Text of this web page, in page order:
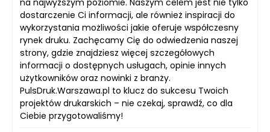
na najwyższym poziomie. Naszym celem jest nie tylko
dostarczenie Ci informacji, ale również inspiracji do
wykorzystania możliwości jakie oferuje współczesny
rynek druku. Zachęcamy Cię do odwiedzenia naszej
strony, gdzie znajdziesz więcej szczegółowych
informacji o dostępnych usługach, opinie innych
użytkowników oraz nowinki z branży.
PulsDruk.Warszawa.pl to klucz do sukcesu Twoich
projektów drukarskich – nie czekaj, sprawdź, co dla
Ciebie przygotowaliśmy!